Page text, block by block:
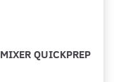
QUICKPREP